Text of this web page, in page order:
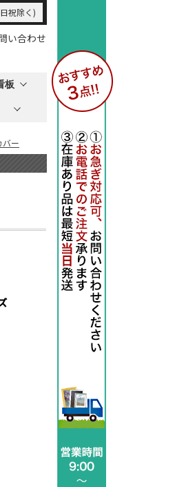
祝除く)
い合わせ
板
バー